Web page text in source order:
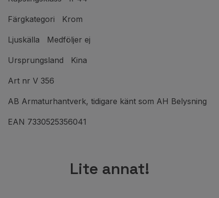
Färgkategori Krom
Ljuskälla Medföljer ej
Ursprungsland Kina
Art nr V 356
AB Armaturhantverk, tidigare känt som AH Belysning
EAN 7330525356041
Lite annat!